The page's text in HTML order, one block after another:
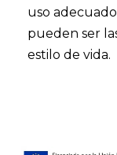
uso
pueden ser
estilo de vida.